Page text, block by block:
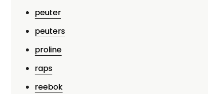
peuter
peuters
proline
raps
reebok